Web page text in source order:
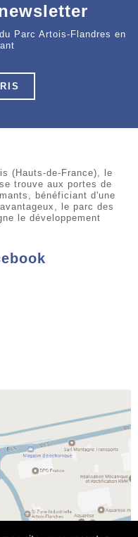
Parc Artois-Flandres en
(Hauts-de-France), le
trouve aux portes de
bénéficiant d'une
le parc des
le développement